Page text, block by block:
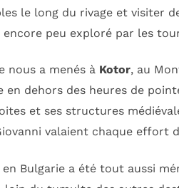
le long du rivage et visiter
peu exploré par les
nous a menés à Kotor, au
en dehors des heures de
et ses structures
valaient chaque effort
en Bulgarie a été tout aussi